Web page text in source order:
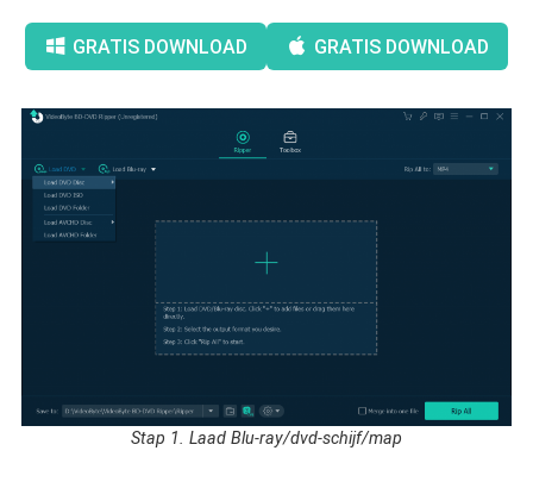
GRATIS DOWNLOAD GRATIS DOWNLOAD
Stap 1. Laad Blu-ray/dvd-schijf/map